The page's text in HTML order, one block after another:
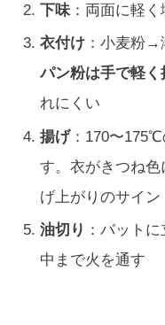
下味 ：両面に軽
衣付け ：小麦粉→
パン粉は手で軽
れにくい
揚げ：170〜
す。衣がきつね
げ上がりのサイン
油切り ：バット
中まで火を通す